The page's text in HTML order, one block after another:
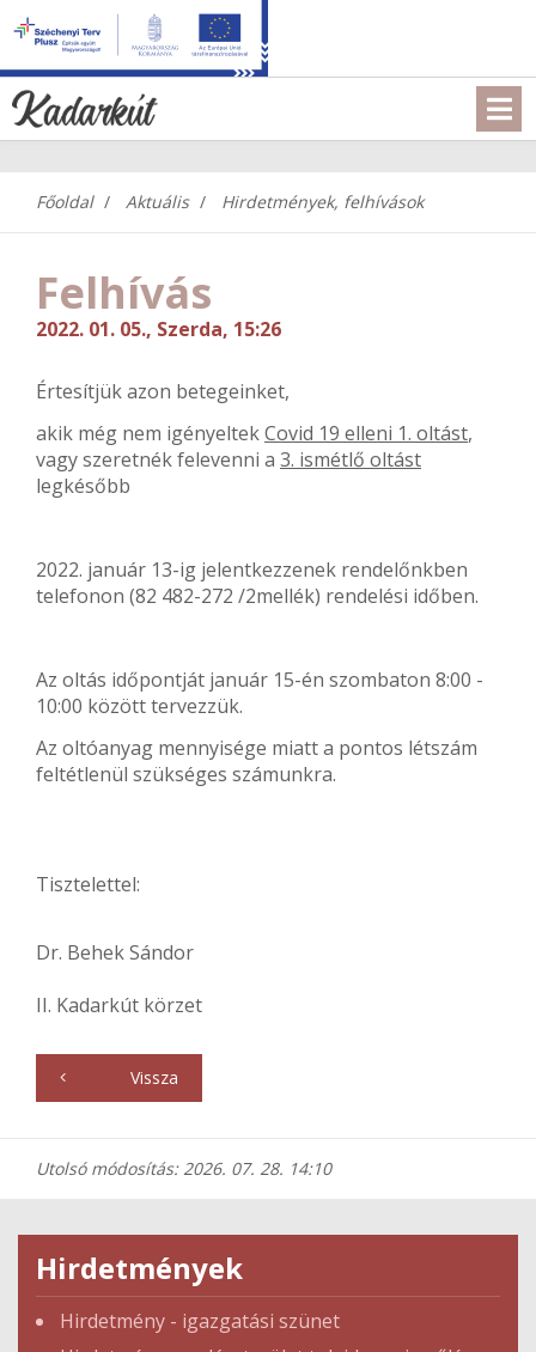
Főoldal Aktuális Hirdetmények, felhívások
Felhívás
2022. 01. 05., Szerda, 15:26
Értesítjük azon betegeinket,
akik még nem igényeltekCovid 19 elleni 1. oltást,
vagy szeretnék felevenni a 3. ismétlő oltást
legkésőbb
2022. január 13-ig jelentkezzenek rendelőnkben
telefonon (82 482-272 /2mellék) rendelési időben.
Az oltás időpontját január 15-én szombaton 8:00 -
10:00 között tervezzük.
Az oltóanyag mennyisége miatt a pontos létszám
feltétlenül szükséges számunkra.
Tisztelettel:
Dr. Behek Sándor
II. Kadarkút körzet
Vissza
Utolsó módosítás: 2026. 07. 28. 14:10
Hirdetmények
Hirdetmény - igazgatási szünet